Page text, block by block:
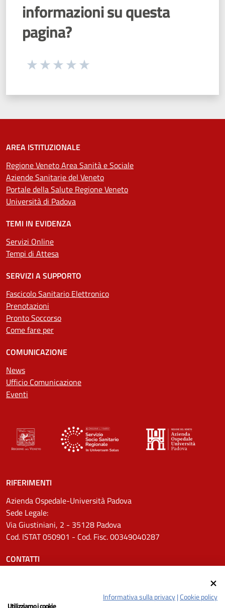
informazioni su questa
pagina?
Seleziona una valutazione da 1 a 5 stelle
AREA ISTITUZIONALE
Regione Veneto Area Sanità e Sociale
Aziende Sanitarie del Veneto
Portale della Salute Regione Veneto
Università di Padova
TEMI IN EVIDENZA
Servizi Online
Tempi di Attesa
SERVIZI A SUPPORTO
Fascicolo Sanitario Elettronico
Prenotazioni
Pronto Soccorso
Come fare per
COMUNICAZIONE
News
Ufficio Comunicazione
Eventi
RIFERIMENTI
Azienda Ospedale-Università Padova
Sede Legale:
Via Giustiniani, 2 - 35128 Padova
Cod. ISTAT 050901 - Cod. Fisc. 00349040287
CONTATTI
Pec: protocollo.aopd@pecveneto.itInformativa sulla privacy|Cookie policy
Utilizziamo i cookie